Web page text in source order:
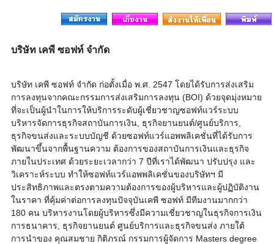
บริษัท เคพี ซอฟท์ จำกัด
บริษัท เคพี ซอฟท์ จำกัด ก่อตั้งเมื่อ พ.ศ. 2547 โดยได้รับการส่งเสริม
การลงทุนจากคณะกรรมการส่งเสริมการลงทุน (BOI) ด้วยจุดมุ่งหมาย
ที่จะเป็นผู้นำในการให้บริการระดับผู้เชี่ยวชาญซอฟท์แวร์ระบบ
บริหารจัดการธุรกิจสถาบันการเงิน, ธุรกิจยานยนต์/ศูนย์บริการ,
ธุรกิจขนส่งและระบบบัญชี ด้วยซอฟท์แวร์แอพพลิเคชั่นที่ได้รับการ
พัฒนาขึ้นจากพื้นฐานความ ต้องการของสถาบันการเงินและธุรกิจ
ภายในประเทศ ด้วยระยะเวลากว่า 7 ปีที่เราได้พัฒนา ปรับปรุง และ
วิเคราะห์ระบบ ทำให้ซอฟท์แวร์แอพพลิเคชั่นของบริษัทฯ มี
ประสิทธิภาพและตรงตามความต้องการของผู้บริหารและผู้ปฏิบัติงาน
ในราคา ที่คุ้มค่าต่อการลงทุนปัจจุบันเคพี ซอฟท์ มีทีมงานมากกว่า
180 คน บริหารงานโดยผู้บริหารซึ่งมีความเชี่ยวชาญในธุรกิจการเงิน
การธนาคาร, ธุรกิจยานยนต์ ศูนย์บริการและธุรกิจขนส่ง ภายใต้
การนำของ คุณสมชาย กิติภรณ์ กรรมการผู้จัดการ Masters degree